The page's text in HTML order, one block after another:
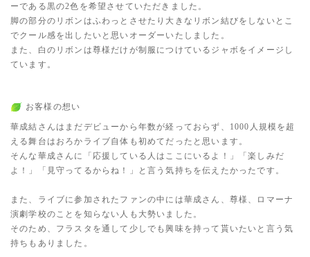
ーである黒の2色を希望させていただきました。
脚の部分のリボンはふわっとさせたり大きなリボン結びをしないとこ
でクール感を出したいと思いオーダーいたしました。
また、白のリボンは尊様だけが制服につけているジャボをイメージし
ています。
お客様の想い
華成結さんはまだデビューから年数が経っておらず、1000人規模を超
える舞台はおろかライブ自体も初めてだったと思います。
そんな華成さんに「応援している人はここにいるよ！」「楽しみだ
よ！」「見守ってるからね！」と言う気持ちを伝えたかったです。
また、ライブに参加されたファンの中には華成さん、尊様、ロマーナ
演劇学校のことを知らない人も大勢いました。
そのため、フラスタを通して少しでも興味を持って貰いたいと言う気
持ちもありました。